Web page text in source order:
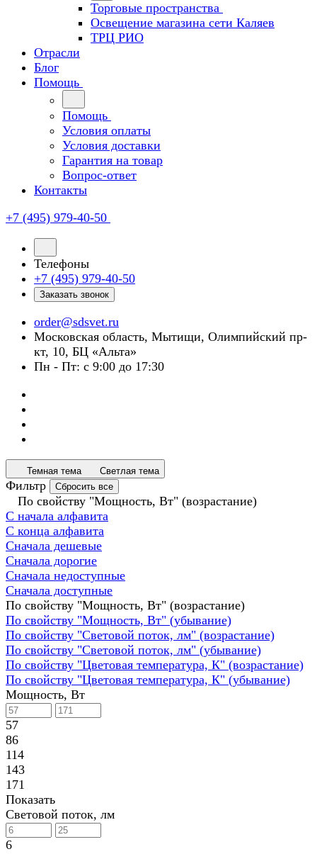
Торговые пространства
Освещение магазина сети Каляев
ТРЦ РИО
Отрасли
Блог
Помощь
Помощь
Условия оплаты
Условия доставки
Гарантия на товар
Вопрос-ответ
Контакты
+7 (495) 979-40-50
Телефоны
+7 (495) 979-40-50
Заказать звонок
order@sdsvet.ru
Московская область, Мытищи, Олимпийский пр-
кт, 10, БЦ «Альта»
Пн - Пт: с 9:00 до 17:30
Темная тема Светлая тема
Фильтр Сбросить все
По свойству "Мощность, Вт" (возрастание)
С начала алфавита
С конца алфавита
Сначала дешевые
Сначала дорогие
Сначала недоступные
Сначала доступные
По свойству "Мощность, Вт" (возрастание)
По свойству "Мощность, Вт" (убывание)
По свойству "Световой поток, лм" (возрастание)
По свойству "Световой поток, лм" (убывание)
По свойству "Цветовая температура, К" (возрастание)
По свойству "Цветовая температура, К" (убывание)
Мощность, Вт
57
86
114
143
171
Показать
Световой поток, лм
6